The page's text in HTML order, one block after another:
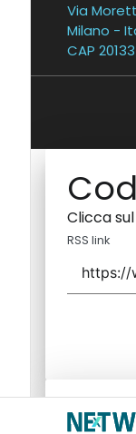
Via
Milano -
CAP 20133
Clicca
RSS link